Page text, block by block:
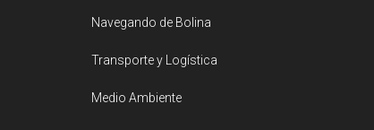
Navegando de Bolina
Transporte y Logística
Medio Ambiente